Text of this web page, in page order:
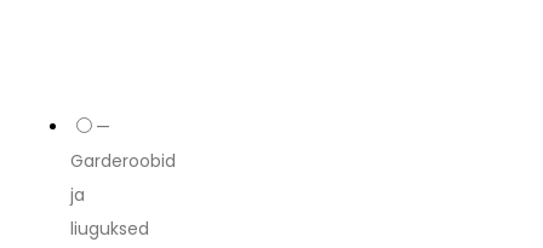
—
Garderoobid
ja
liuguksed